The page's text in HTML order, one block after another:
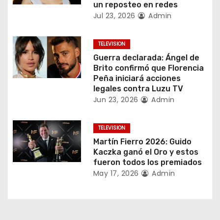
i
n
d
n
t
un reposteo en redes
Jul 23, 2026 Admin
TELEVISION
Guerra declarada: Ángel de
Brito confirmó que Florencia
Peña iniciará acciones
legales contra Luzu TV
Jun 23, 2026 Admin
TELEVISION
Martín Fierro 2026: Guido
Kaczka ganó el Oro y estos
fueron todos los premiados
May 17, 2026 Admin